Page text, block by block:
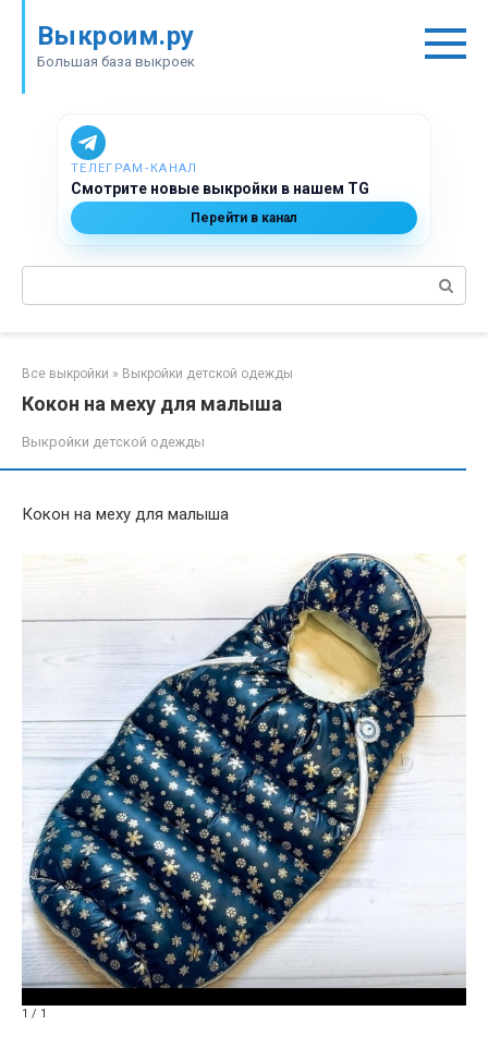
контенту
Выкроим.ру
Большая база выкроек
ТЕЛЕГРАМ‑КАНАЛ
Смотрите новые выкройки в нашем TG
Перейти в канал
Поиск:
Все выкройки » Выкройки детской одежды
Кокон на меху для малыша
Выкройки детской одежды
Кокон на меху для малыша
1 / 1